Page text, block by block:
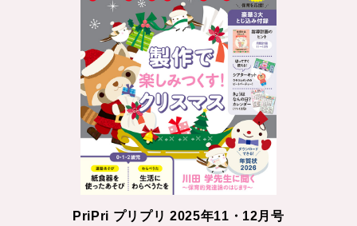
PriPri プリプリ 2025年11・12月号